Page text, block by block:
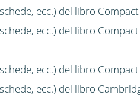
ecc.) del libro
ecc.) del libro
ecc.) del libro
ecc.) del libro